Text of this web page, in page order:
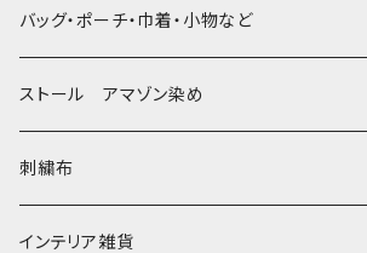
大判布150-特大250cm ベッドカバー
〜155cm
〜180cm
中型布 30-90cm
80-90-
-70-
小型布 コースター・カフェマット・ポットマット
小型マット（正方形）
細長布 ロング テーブルランナー
バッグ・ポーチ・巾着・小物など
バッグ
草木染めと泥染め
帆布の泥染め
ポシェット・ポーチ・巾着
ポシェット・ショルダー
パッチワーク
ストール アマゾン染め
刺繍布
大判刺繍腰巻
インテリア雑貨